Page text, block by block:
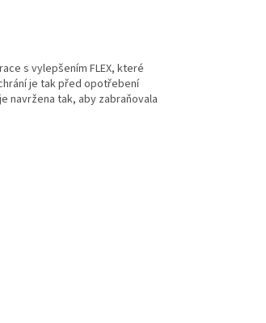
s vylepšením FLEX, které
je tak před opotřebení
navržena tak, aby zabraňovala